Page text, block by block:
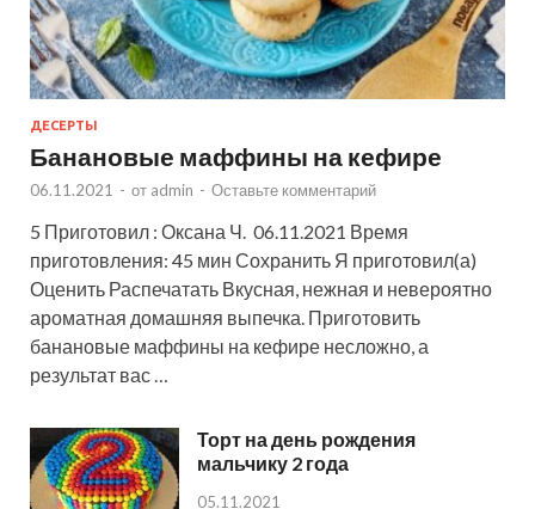
ДЕСЕРТЫ
Банановые маффины на кефире
06.11.2021 - от admin - Оставьте комментарий
5 Приготовил : Оксана Ч. 06.11.2021 Время
приготовления: 45 мин Сохранить Я приготовил(а)
Оценить Распечатать Вкусная, нежная и невероятно
ароматная домашняя выпечка. Приготовить
банановые маффины на кефире несложно, а
результат вас …
Торт на день рождения
мальчику 2 года
05.11.2021